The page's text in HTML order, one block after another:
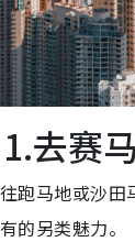
去赛
跑马地或沙
的另类魅力。